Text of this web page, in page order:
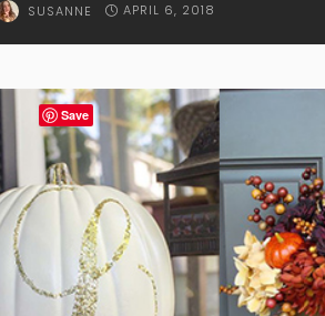
SUSANNE APRIL 6, 2018
Save